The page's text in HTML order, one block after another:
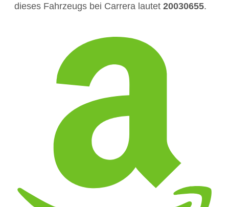
dieses Fahrzeugs bei Carrera lautet 20030655.